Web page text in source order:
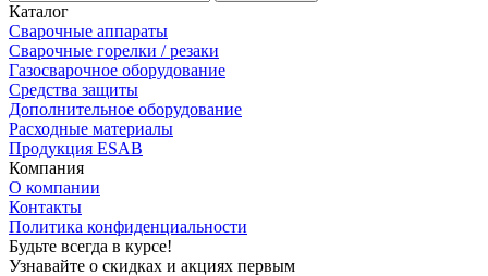
Каталог
Сварочные аппараты
Сварочные горелки / резаки
Газосварочное оборудование
Средства защиты
Дополнительное оборудование
Расходные материалы
Продукция ESAB
Компания
О компании
Контакты
Политика конфиденциальности
Будьте всегда в курсе!
Узнавайте о скидках и акциях первым